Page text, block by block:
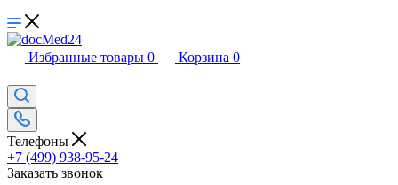
Избранные товары 0 Корзина 0
Телефоны
+7 (499) 938-95-24
Заказать звонок